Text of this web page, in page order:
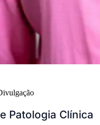
Patologia Clínica